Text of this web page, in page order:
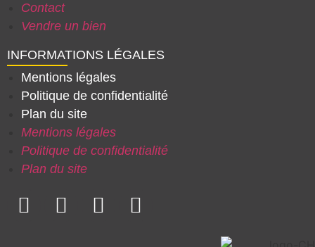
Contact
Vendre un bien
INFORMATIONS LÉGALES
Mentions légales
Politique de confidentialité
Plan du site
Mentions légales
Politique de confidentialité
Plan du site